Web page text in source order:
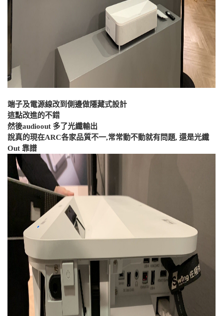
端子及電源線改到側邊做隱藏式設計
這點改進的不錯
然後audioout 多了光纖輸出
說真的現在ARC各家品質不一,常常動不動就有問題, 還是光纖
Out 靠譜